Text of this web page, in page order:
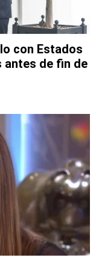
con Estados
antes de fin de